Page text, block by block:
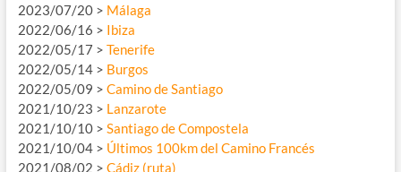
2023/07/20 > Málaga
2022/06/16 > Ibiza
2022/05/17 > Tenerife
2022/05/14 > Burgos
2022/05/09 > Camino de Santiago
2021/10/23 > Lanzarote
2021/10/10 > Santiago de Compostela
2021/10/04 > Últimos 100km del Camino Francés
2021/08/02 > Cádiz (ruta)